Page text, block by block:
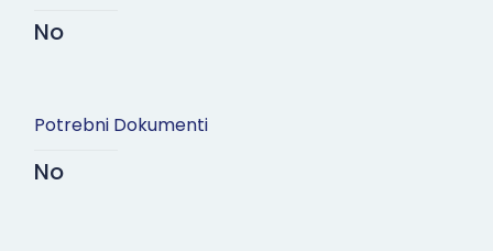
No
Potrebni Dokumenti
No